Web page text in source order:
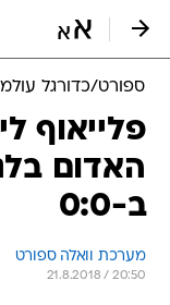
ספורט/כדורגל
פלייאוף
האדום
ב-0:0
מערכת וואלה ספורט
21.8.2018 / 20:50